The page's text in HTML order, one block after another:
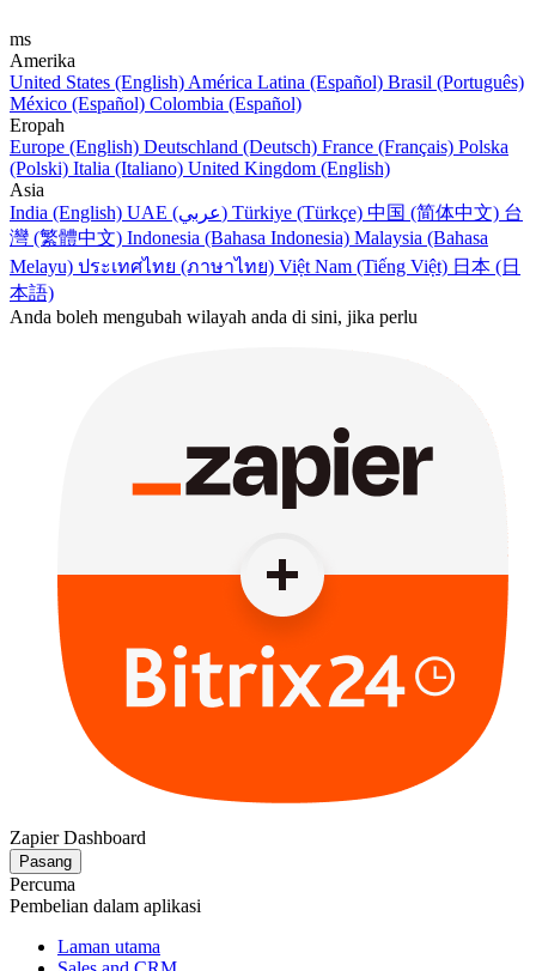
ms
Amerika
United States (English) América Latina (Español) Brasil (Português)
México (Español) Colombia (Español)
Eropah
Europe (English) Deutschland (Deutsch) France (Français) Polska
(Polski) Italia (Italiano) United Kingdom (English)
Asia
India (English)
UAE (عربي) Türkiye (Türkçe) 中国 (简体中文) 台
灣 (繁體中文) Indonesia (Bahasa Indonesia) Malaysia (Bahasa
Melayu) ประเทศไทย (ภาษาไทย) Việt Nam (Tiếng Việt) 日本 (日
本語)
Anda boleh mengubah wilayah anda di sini, jika perlu
Zapier Dashboard
Pasang
Percuma
Pembelian dalam aplikasi
Laman utama